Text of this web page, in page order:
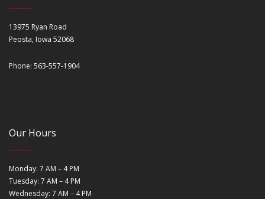
13975 Ryan Road
Peosta, Iowa 52068
Phone: 563-557-1904
Our Hours
Monday: 7 AM – 4 PM
Tuesday: 7 AM – 4 PM
Wednesday: 7 AM – 4 PM